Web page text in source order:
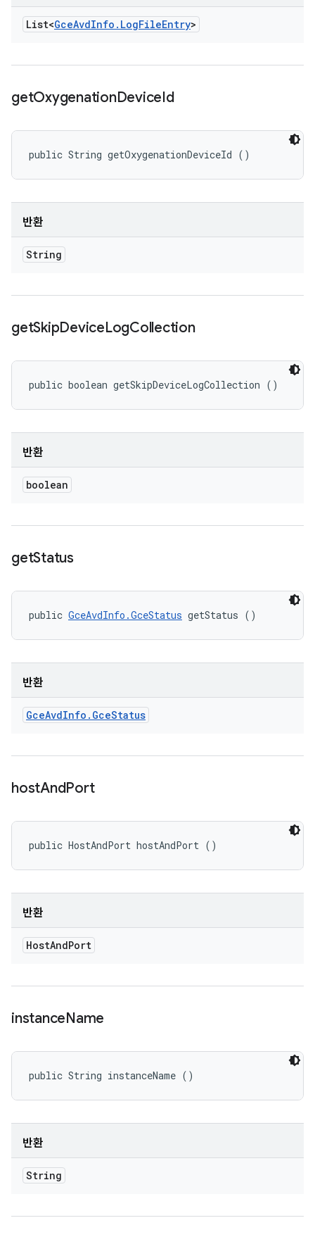
List<GceAvdInfo . LogFileEntry>
getOxygenationDeviceId
public String getOxygenationDeviceId ()
반환
String
getSkipDeviceLogCollection
public boolean getSkipDeviceLogCollection ()
반환
boolean
getStatus
public GceAvdInfo.GceStatus getStatus ()
반환
GceAvdInfo . GceStatus
hostAndPort
public HostAndPort hostAndPort ()
반환
HostAndPort
instanceName
public String instanceName ()
반환
String